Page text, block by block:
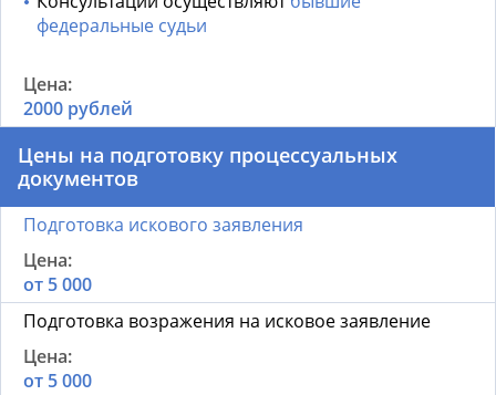
федеральные судьи
2000 рублей
Цены на подготовку процессуальных
документов
Подготовка искового заявления
от 5 000
Подготовка возражения на исковое заявление
от 5 000